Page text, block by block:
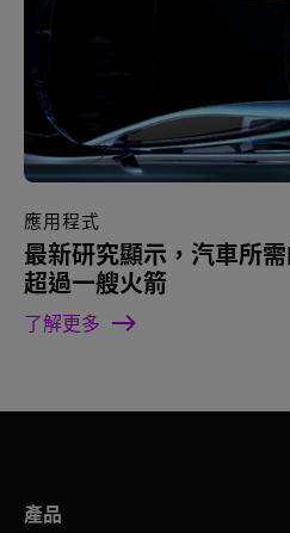
應用程式
最新研究顯示，汽車所
超過一艘火箭
了解更多
產品